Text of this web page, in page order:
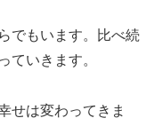
でもいます。比べ続
ていきます。
せは変わってきま